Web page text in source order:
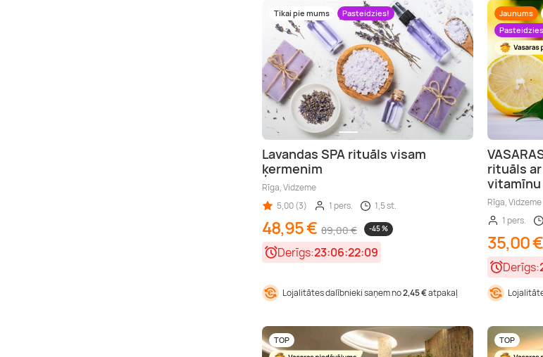
Tikai pie mums Pasteidzies!
Lavandas SPA rituāls visam
ķermenim
Rīga, Vidzeme
5,00 (3)
1 pers. 1,5 st.
48,95 € 89,00 € -45 %
Derīgs:23:06:22:08
Lojalitātes dalībnieki saņem no2,45 €atpakaļ
Jaunums
rituāls
vitamīnu
Rīga, Vidzeme
1 pers.
35,00 €
Derīgs:
TOP TOP